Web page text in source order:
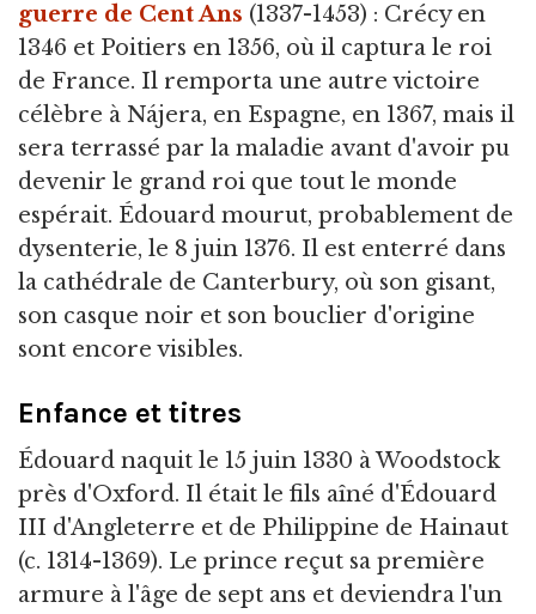
guerre de Cent Ans (1337-1453) : Crécy en
1346 et Poitiers en 1356, où il captura le roi
de France. Il remporta une autre victoire
célèbre à Nájera, en Espagne, en 1367, mais il
sera terrassé par la maladie avant d'avoir pu
devenir le grand roi que tout le monde
espérait. Édouard mourut, probablement de
dysenterie, le 8 juin 1376. Il est enterré dans
la cathédrale de Canterbury, où son gisant,
son casque noir et son bouclier d'origine
sont encore visibles.
Enfance et titres
Édouard naquit le 15 juin 1330 à Woodstock
près d'Oxford. Il était le fils aîné d'Édouard
III d'Angleterre et de Philippine de Hainaut
(c. 1314-1369). Le prince reçut sa première
armure à l'âge de sept ans et deviendra l'un